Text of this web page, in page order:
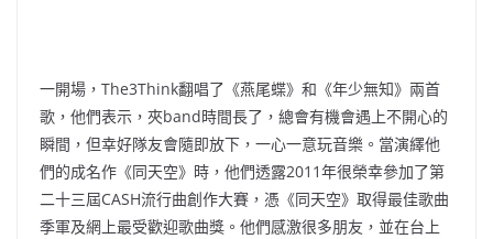
一開場，The3Think翻唱了《燕尾蝶》和《年少無知》兩首
歌，他們表示，夾band時間長了，總會有機會遇上不開心的
瞬間，但幸好隊友會隨即放下，一心一意玩音樂。當演繹他
們的成名作《同天空》時，他們透露2011年很榮幸參加了第
二十三屆CASH流行曲創作大賽，憑《同天空》取得最佳歌曲
季軍及網上最受歡迎歌曲獎。他們感激很多朋友，並在台上